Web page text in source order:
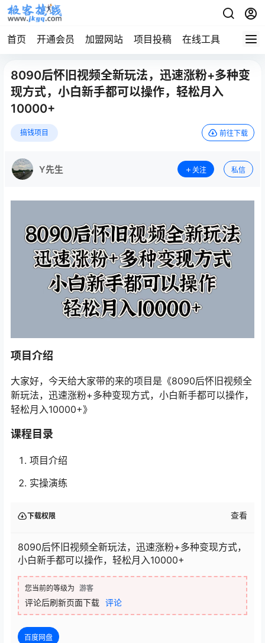
首页 开通会员 加盟网站 项目投稿 在线工具 地址发
8090后怀旧视频全新玩法，迅速涨粉+多种变
现方式，小白新手都可以操作，轻松月入
10000+
搞钱项目 前往下载
Y先生 关注 私信
项目介绍
大家好，今天给大家带的来的项目是《8090后怀旧视频全
新玩法，迅速涨粉+多种变现方式，小白新手都可以操作，
轻松月入10000+》
课程目录
项目介绍
实操演练
下载权限 查看
8090后怀旧视频全新玩法，迅速涨粉+多种变现方式，
小白新手都可以操作，轻松月入10000+
您当前的等级为 游客
评论后刷新页面下载 评论
百度网盘